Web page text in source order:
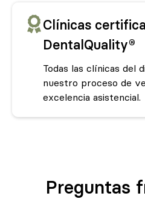
Clínicas
DentalQuality®
Todas las clínicas del
nuestro proceso de
excelencia asistencial.
Preguntas